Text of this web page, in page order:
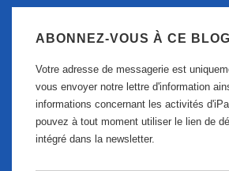
ABONNEZ-VOUS À CE
Votre adresse de messagerie est
vous envoyer notre lettre d'information
informations concernant les activités
pouvez à tout moment utiliser le lien de
intégré dans la newsletter.